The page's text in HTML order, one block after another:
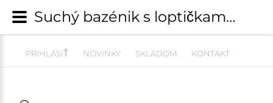
PRIHLÁSIŤ NOVINKY SKLADOM KONTAKT
Suchý bazénik s loptičkami 200 ks ø 90cm - ECO púdrovo ružový | Suché bazény ECO a EXCLUSIVE | detskestany.sk